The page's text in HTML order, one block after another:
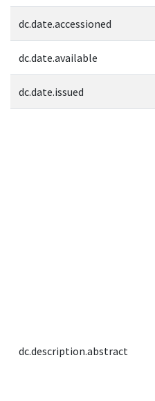
dc.date.accessioned
dc.date.available
dc.date.issued
dc.description.abstract